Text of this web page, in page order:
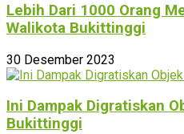
Lebih Dari 1000 Orang
Walikota Bukittinggi
30 Desember 2023
Ini Dampak Digratiskan
Bukittinggi